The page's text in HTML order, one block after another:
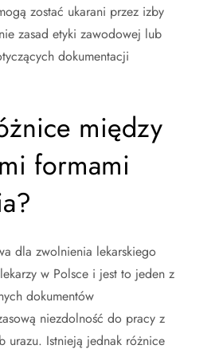
zostać ukarani przez izby
zasad etyki zawodowej lub
dokumentacji
między
formami
dla zwolnienia lekarskiego
w Polsce i jest to jeden z
dokumentów
niezdolność do pracy z
urazu. Istnieją jednak różnice